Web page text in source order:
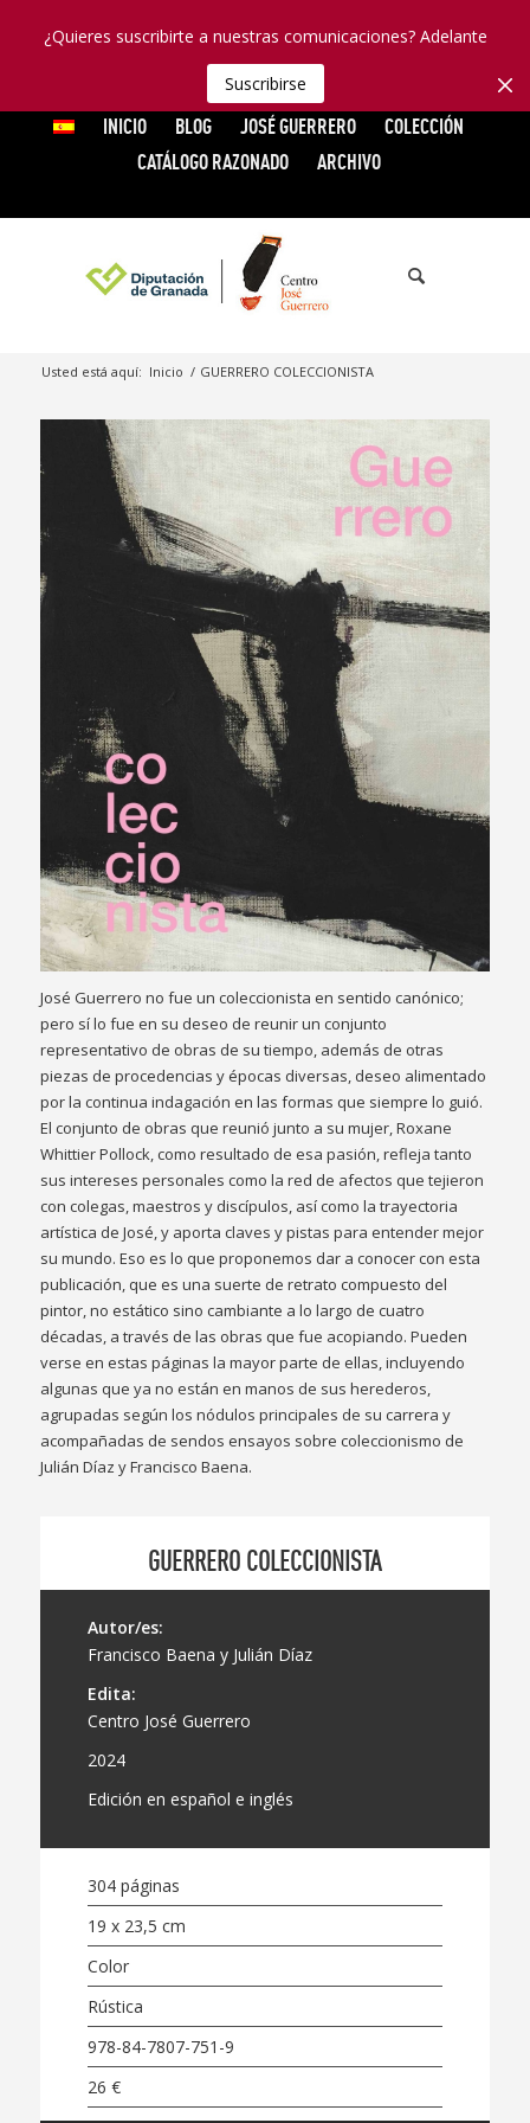
¿Quieres suscribirte a nuestras comunicaciones? Adelante
Suscribirse
INICIO BLOG JOSÉ GUERRERO
COLECCIÓN
CATÁLOGO RAZONADO
ARCHIVO
Usted está aquí: Inicio / GUERRERO COLECCIONISTA
José Guerrero no fue un coleccionista en sentido canónico;
pero sí lo fue en su deseo de reunir un conjunto
representativo de obras de su tiempo, además de otras
piezas de procedencias y épocas diversas, deseo alimentado
por la continua indagación en las formas que siempre lo guió.
El conjunto de obras que reunió junto a su mujer, Roxane
Whittier Pollock, como resultado de esa pasión, refleja tanto
sus intereses personales como la red de afectos que tejieron
con colegas, maestros y discípulos, así como la trayectoria
artística de José, y aporta claves y pistas para entender mejor
su mundo. Eso es lo que proponemos dar a conocer con esta
publicación, que es una suerte de retrato compuesto del
pintor, no estático sino cambiante a lo largo de cuatro
décadas, a través de las obras que fue acopiando. Pueden
verse en estas páginas la mayor parte de ellas, incluyendo
algunas que ya no están en manos de sus herederos,
agrupadas según los nódulos principales de su carrera y
acompañadas de sendos ensayos sobre coleccionismo de
Julián Díaz y Francisco Baena.
GUERRERO COLECCIONISTA
Autor/es:
Francisco Baena y Julián Díaz
Edita:
Centro José Guerrero
2024
Edición en español e inglés
304 páginas
19 x 23,5 cm
Color
Rústica
978-84-7807-751-9
26 €